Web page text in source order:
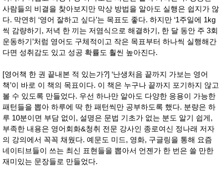
쌀/잡곡/
면류
양념/소
스/가루
건조식
품
농산품
유
아
놀이방
매트
DVD
유아 보
드(칠
판)
조형물
DIY
유아 이
유식
아기띠/
외출용
사람들의 비결을 찾아보지만 막상 방법을 알아도 실행은 쉽지가 않
다. 막연히 ‘영어 잘하고 싶다’는 목표도 좋다. 하지만 ‘1주일에 1kg
씩 감량하기, 저녁 한 끼는 저염식으로 해결하기, 한 달 동안 주 3회
운동하기’처럼 영어도 구체적이고 작은 목표부터 하나씩 실행해간
다면 성취감도 있고 성공 확률도 훨씬 높아진다.
[영어책 한 권 끝내본 적 있는가?] ‘난생처음 끝까지 가보는 영어
책’이 바로 이 책의 목표이다. 이 책은 누구나 끝까지 포기하지 않고
볼 수 있도록 만들었다. 우선 하나만 알아도 다양한 응용이 가능한
패턴들을 뽑아 하루에 딱 한 패턴씩만 공부하도록 했다. 분량은 하
루 10분이면 부담 없이, 설명은 문법 기초가 없는 분도 알기 쉽게,
부족한 내용은 영어회화&청취 전문 강사인 종로여신 정나래 저자
의 강의에서 꼭꼭 채웠다. 예문도 미드, 영화, 구글링을 통해 요즘
네이티브들이 쓰는 최신 표현들을 뽑아서 언젠가 한 번은 쓸 만한
재미있는 문장들로 만들었다.